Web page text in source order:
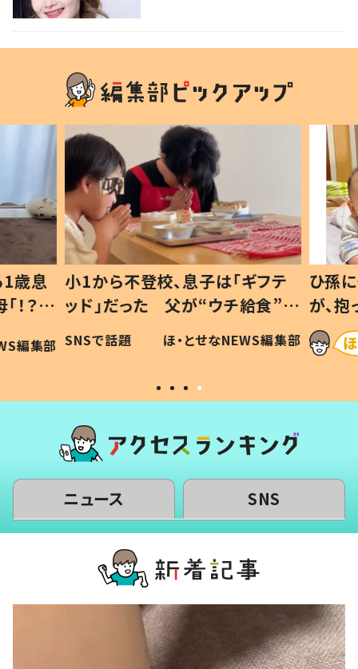
歳息
？」
編集部
小1から不登校、息子は「ギフテ
ッド」だった 父が“ウチ給食”を
作り続ける理由とは #令和の親
#令和の子
SNSで話題 ほ・とせなNEWS編集部
ひ孫
が、
「涙
い」
ニュース SNS